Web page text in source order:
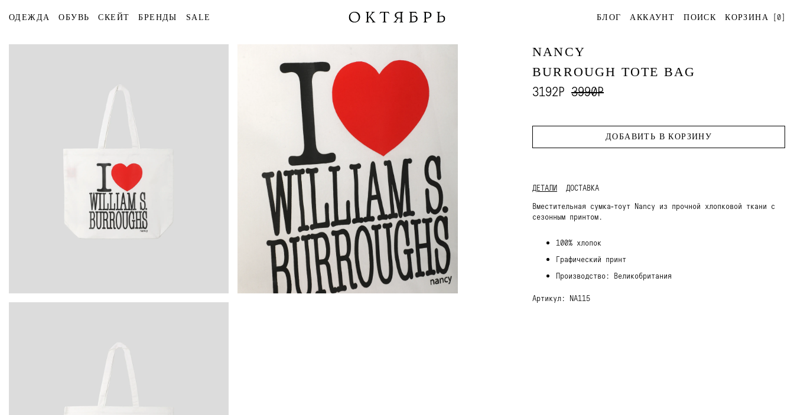
ОДЕЖДА ОБУВЬ СКЕЙТ БРЕНДЫ SALE БЛОГ АККАУНТ ПОИСК КОРЗИНА [0]
NANCY
BURROUGH TOTE BAG
3192Р 3990Р
ДОБАВИТЬ В КОРЗИНУ
ДЕТАЛИ
ДОСТАВКА
Вместительная сумка‑тоут Nancy из прочной хлопковой ткани с
сезонным принтом.
100% хлопок
Графический принт
Производство: Великобритания
Артикул: NA115